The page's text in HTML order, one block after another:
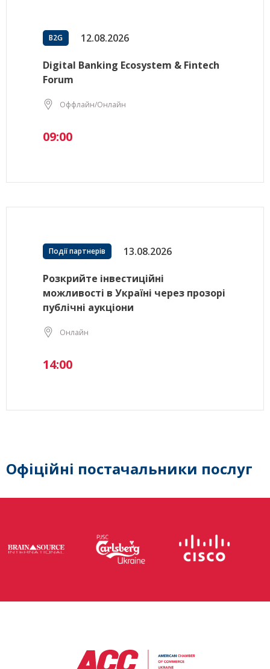
B2G 12.08.2026
Digital Banking Ecosystem & Fintech
Forum
Оффлайн/Онлайн
09:00
Події партнерів 13.08.2026
Розкрийте інвестиційні
можливості в Україні через прозорі
публічні аукціони
Онлайн
14:00
Офіційні постачальники послуг